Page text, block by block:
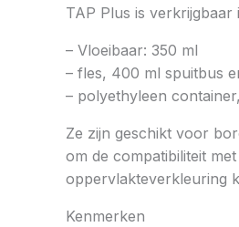
TAP Plus is
– Vloeibaar: 350 ml
– fles, 400 ml spuitbus
– polyethyleen
Ze zijn geschikt voor
om de compatibiliteit
oppervlakteverkleuring
Kenmerken